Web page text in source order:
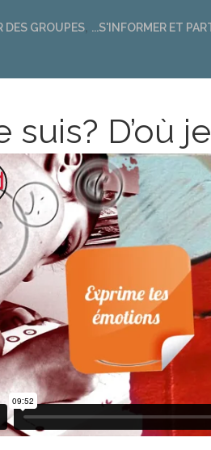
DES GROUPES, ...S'INFORMER ET
suis? D’où